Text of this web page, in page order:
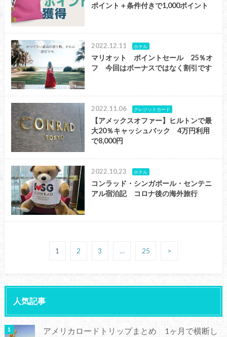
ポイント＋条件付きで1,000ポイント
2022.12.11 ホテル
マリオット ポイントセール 25％オ
フ 今回はボーナスではなく割引です
2022.11.06 クレジットカード
【アメックスオファー】ヒルトンで最
大20％キャッシュバック 4万円利用
で8,000円
2022.10.23 ホテル
コンラッド・シンガポール・センテニ
アル宿泊記 コロナ後の海外旅行
1 2 3 … 25 >
人気記事
アメリカロードトリップまとめ 1ヶ月で横断し